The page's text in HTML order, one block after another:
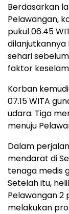
Berdasarkan
Pelawangan,
pukul 06.45
dilanjutkannya
sehari
faktor
Korban
07.15 WITA
udara. Tiga
menuju
Dalam
mendarat di
tenaga medis
Setelah itu,
Pelawangan 2
melakukan